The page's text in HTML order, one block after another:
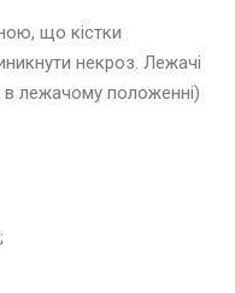
що кістки
некроз. Лежачі
лежачому положенні)